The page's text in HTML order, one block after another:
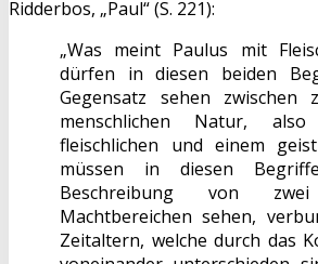
Ridderbos, „Paul“ (S. 221):
„Was meint Paulus mit
dürfen in diesen beiden
Gegensatz sehen zwischen
menschlichen Natur,
fleischlichen und einem
müssen in diesen
Beschreibung von zwei
Machtbereichen sehen,
Zeitaltern, welche durch das